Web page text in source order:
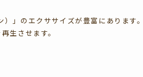
」のエクササイズが豊富にあります
生させます。